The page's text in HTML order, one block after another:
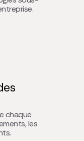
chaque
les